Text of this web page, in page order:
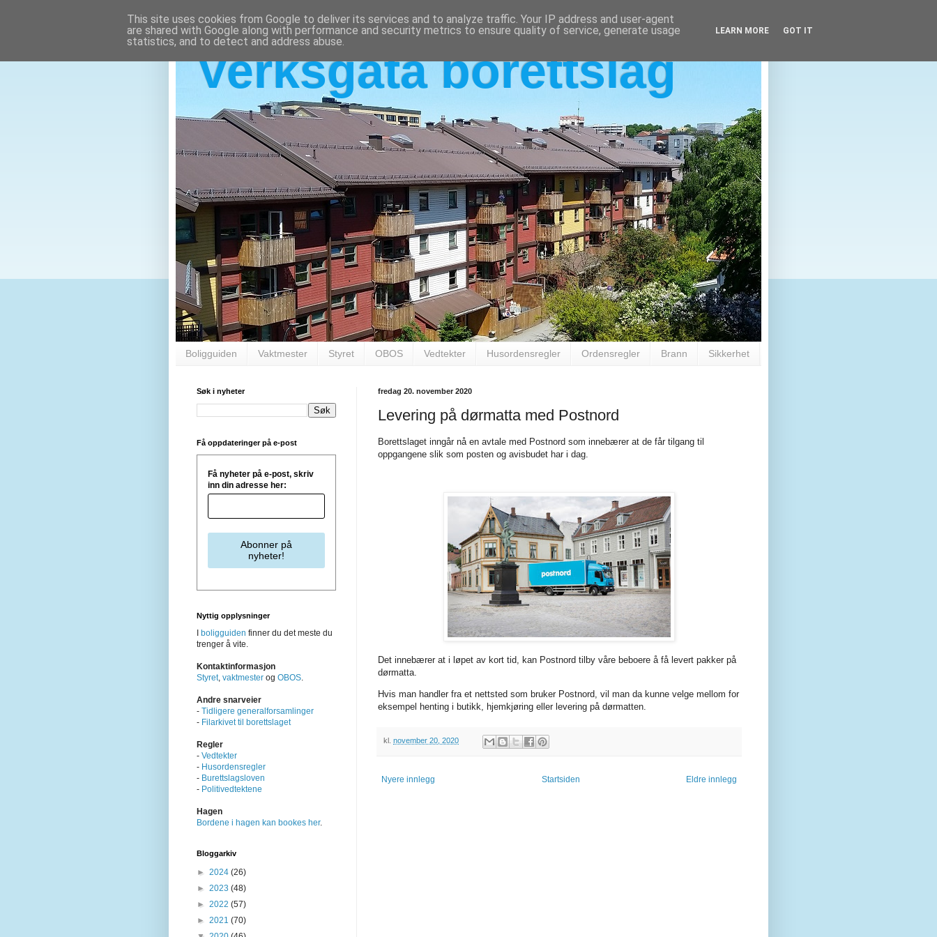
Verksgata borettslag
Boligguiden Vaktmester Styret OBOS Vedtekter Husordensregler Ordensregler Brann Sikkerhet
fredag 20. november 2020
Levering på dørmatta med Postnord
Borettslaget inngår nå en avtale med Postnord som innebærer at de får tilgang til
oppgangene slik som posten og avisbudet har i dag.
Det innebærer at i løpet av kort tid, kan Postnord tilby våre beboere å få levert pakker på
dørmatta.
Hvis man handler fra et nettsted som bruker Postnord, vil man da kunne velge mellom for
eksempel henting i butikk, hjemkjøring eller levering på dørmatten.
kl. november 20, 2020
Nyere innlegg Eldre innlegg
Startsiden
Søk i nyheter
Få oppdateringer på e-post
Få nyheter på e-post, skriv
inn din adresse her:
Nyttig opplysninger
boligguiden finner du det meste du
trenger å vite.
Kontaktinformasjon
Styret, vaktmester og OBOS.
Andre snarveier
- Tidligere generalforsamlinger
- Filarkivet til borettslaget
Regler
- Vedtekter
- Husordensregler
- Burettslagsloven
- Politivedtektene
Hagen
Bordene i hagen kan bookes her.
Bloggarkiv
► 2024 (26)
► 2023 (48)
► 2022 (57)
► 2021 (70)
This site uses cookies from Google to deliver its services and to analyze traffic. Your IP address and user-agent
are shared with Google along with performance and security metrics to ensure quality of service, generate usage
statistics, and to detect and address abuse.
LEARN MORE GOT IT